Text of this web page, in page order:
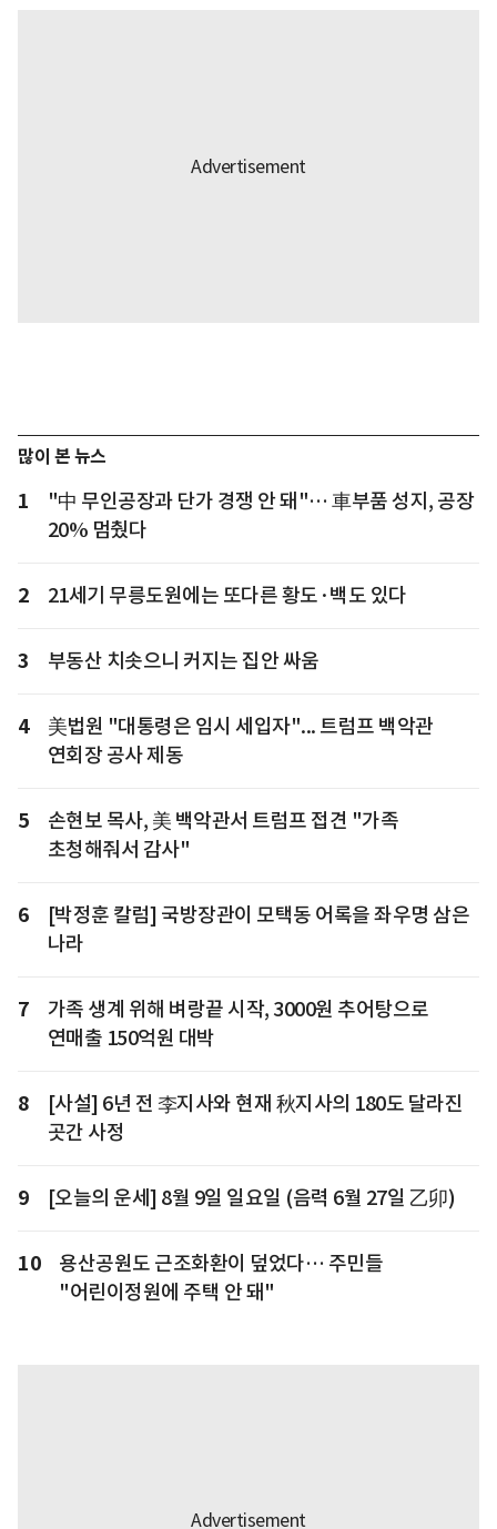
많이 본 뉴스
1
"中 무인공장과 단가 경쟁 안 돼"… 車부품 성지, 공장
20% 멈췄다
2 21세기 무릉도원에는 또다른 황도·백도 있다
3 부동산 치솟으니 커지는 집안 싸움
4
美법원 "대통령은 임시 세입자"... 트럼프 백악관
연회장 공사 제동
5
손현보 목사, 美 백악관서 트럼프 접견 "가족
초청해줘서 감사"
6
[박정훈 칼럼] 국방장관이 모택동 어록을 좌우명 삼은
나라
7
가족 생계 위해 벼랑끝 시작, 3000원 추어탕으로
연매출 150억원 대박
8
[사설] 6년 전 李지사와 현재 秋지사의 180도 달라진
곳간 사정
9 [오늘의 운세] 8월 9일 일요일 (음력 6월 27일 乙卯)
10
용산공원도 근조화환이 덮었다… 주민들
"어린이정원에 주택 안 돼"